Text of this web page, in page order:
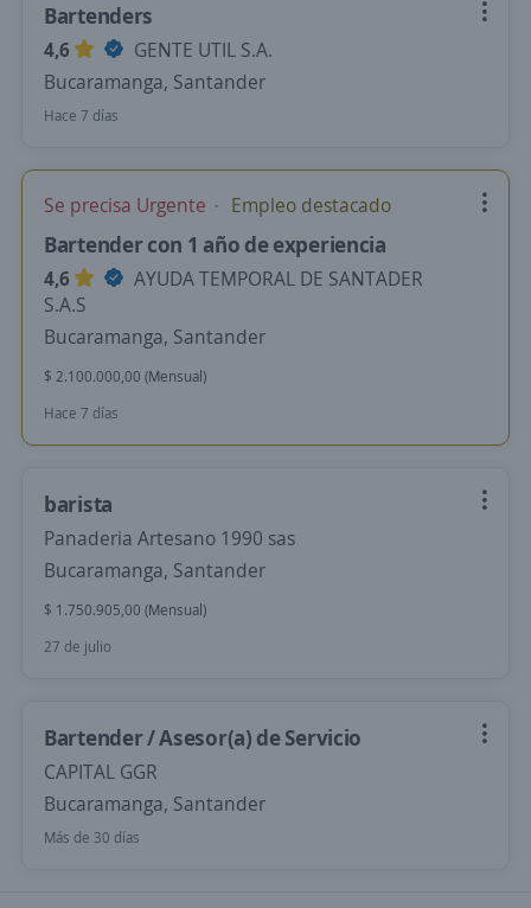
Bartenders
4,6
GENTE UTIL S.A.
Bucaramanga, Santander
Hace 7 días
Se precisa Urgente Empleo destacado
Bartender con 1 año de experiencia
4,6
AYUDA TEMPORAL DE SANTADER
S.A.S
Bucaramanga, Santander
$ 2.100.000,00 (Mensual)
Hace 7 días
barista
Panaderia Artesano 1990 sas
Bucaramanga, Santander
$ 1.750.905,00 (Mensual)
27 de julio
Bartender / Asesor(a) de Servicio
CAPITAL GGR
Bucaramanga, Santander
Más de 30 días